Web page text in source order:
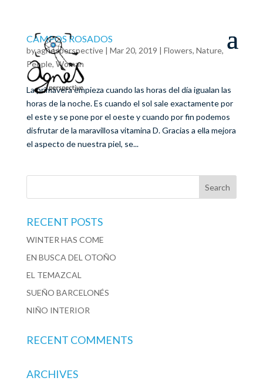
CAMPOS ROSADOS
byagnesperspective| Mar 20, 2019 | Flowers, Nature,
People, Woman
La primavera empieza cuando las horas del día igualan las
horas de la noche. Es cuando el sol sale exactamente por
el este y se pone por el oeste y cuando por fin podemos
disfrutar de la maravillosa vitamina D. Gracias a ella mejora
el aspecto de nuestra piel, se...
RECENT POSTS
WINTER HAS COME
EN BUSCA DEL OTOÑO
EL TEMAZCAL
SUEÑO BARCELONÉS
NIÑO INTERIOR
RECENT COMMENTS
ARCHIVES